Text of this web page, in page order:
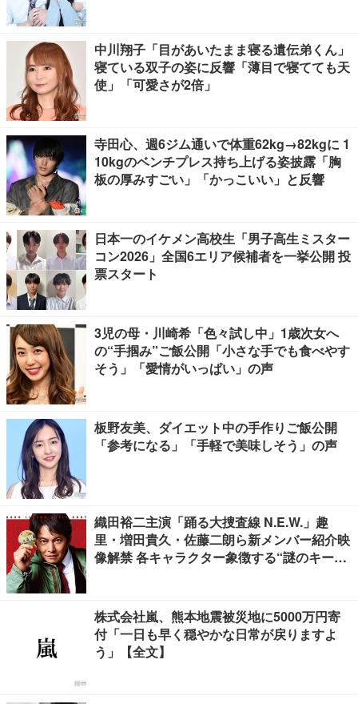
中川翔子「目があいたまま寝る遺伝弟くん」
寝ている双子の姿に反響「薄目で寝てても天
使」「可愛さが2倍」
寺田心、週6ジム通いで体重62kg→82kgに 1
10kgのベンチプレス持ち上げる姿披露「胸
板の厚みすごい」「かっこいい」と反響
日本一のイケメン高校生「男子高生ミスター
コン2026」全国6エリア候補者を一挙公開 投
票スタート
3児の母・川崎希「色々試し中」1歳次女へ
の“手掴み”ご飯公開「小さな手でも食べやす
そう」「愛情がいっぱい」の声
板野友美、ダイエット中の手作りご飯公開
「参考になる」「手軽で美味しそう」の声
織田裕二主演「踊る大捜査線 N.E.W.」趣
里・増田貴久・佐藤二朗ら新メンバー紹介映
像解禁 各キャラクター象徴する“謎のキーワ
株式会社嵐、熊本地震被災地に5000万円寄
付「一日も早く穏やかな日常が戻りますよ
う」【全文】